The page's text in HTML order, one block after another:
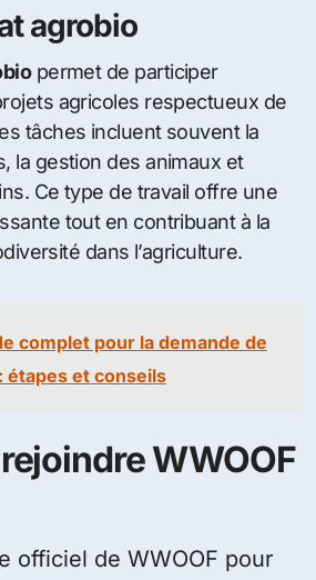
agrobio
permet de participer
agricoles respectueux de
tâches incluent souvent la
la gestion des animaux et
Ce type de travail offre une
tout en contribuant à la
dans l’agriculture.
complet pour la demande de
étapes et conseils
WWOOF
officiel de WWOOF pour